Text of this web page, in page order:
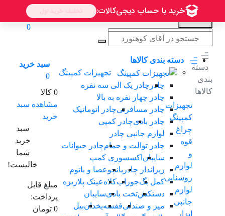
دسته
بندی
کالاها
تجهیزات
کمپینگ
چراغ
قوه
و
لوازم
روشنایی
لوازم
جانبی
ابزار
0
دسته بندی کالاها
تجهیزات کمپینگ
چادر چادر یک الی سه نفرە
چادر چهار نفره به بالا
چادر مسافرتیچادر اتوماتیک
چادر بادیچادر کمپی
لوازم جانبی چادر
چادر توالت و حمامچادر حیوانات
سایبان اکسسوری کمپ
زیرانداز چادر پانچوعصا و باتوم
کمل بگجورابکلاهعینک پلاریزه
دستکشتخت بادیسایبان
میز و صندلیقفسهیخدانبیل
سبد خرید
0
0 کالا
مشاهده سبد
خرید
سبد
خرید
شما
خالیست!
مبلغ قابل
پرداخت:
0 تومان